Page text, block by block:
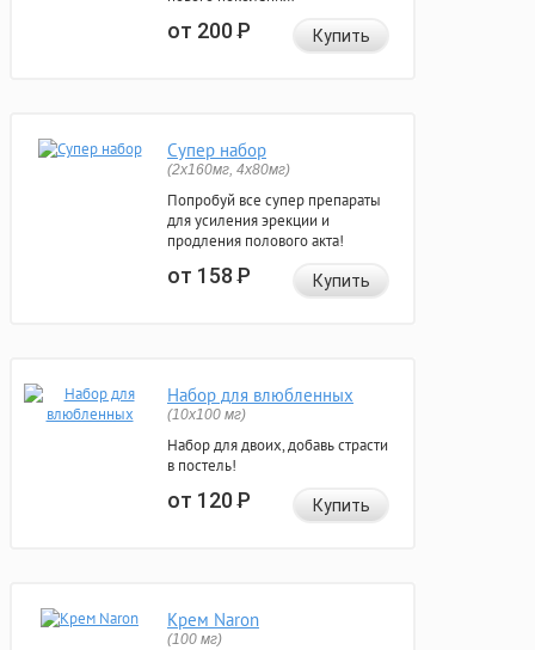
от 200Р Купить
Супер набор
(2х160мг, 4х80мг)
Попробуй все супер препараты
для усиления эрекции и
продления полового акта!
от 158Р Купить
Набор для влюбленных
(10х100 мг)
Набор для двоих, добавь страсти
в постель!
от 120Р Купить
Крем Naron
(100 мг)